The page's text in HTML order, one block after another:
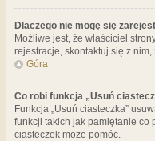
Dlaczego nie mogę się
Możliwe jest, że właściciel
rejestracje, skontaktuj się z
Góra
Co robi funkcja „Usuń
Funkcja „Usuń ciasteczka”
funkcji takich jak pamiętanie co
ciasteczek może pomóc.